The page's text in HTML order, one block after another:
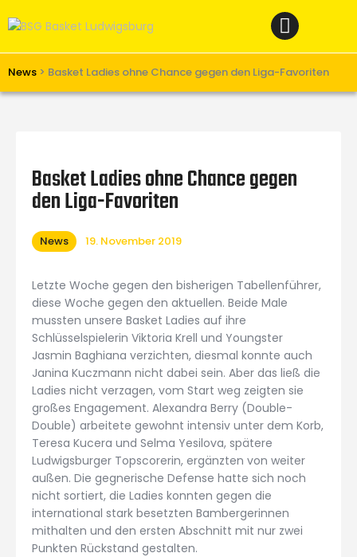
News > Basket Ladies ohne Chance gegen den Liga-Favoriten
Verein
Unterstützen
Basket Ladies ohne Chance gegen
den Liga-Favoriten
News 19. November 2019
Letzte Woche gegen den bisherigen Tabellenführer,
diese Woche gegen den aktuellen. Beide Male
mussten unsere Basket Ladies auf ihre
Schlüsselspielerin Viktoria Krell und Youngster
Jasmin Baghiana verzichten, diesmal konnte auch
Janina Kuczmann nicht dabei sein. Aber das ließ die
Ladies nicht verzagen, vom Start weg zeigten sie
großes Engagement. Alexandra Berry (Double-
Double) arbeitete gewohnt intensiv unter dem Korb,
Teresa Kucera und Selma Yesilova, spätere
Ludwigsburger Topscorerin, ergänzten von weiter
außen. Die gegnerische Defense hatte sich noch
nicht sortiert, die Ladies konnten gegen die
international stark besetzten Bambergerinnen
mithalten und den ersten Abschnitt mit nur zwei
Punkten Rückstand gestalten.